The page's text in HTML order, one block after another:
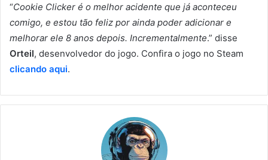
“Cookie Clicker é o melhor acidente que já aconteceu
comigo, e estou tão feliz por ainda poder adicionar e
melhorar ele 8 anos depois. Incrementalmente.” disse
Orteil, desenvolvedor do jogo. Confira o jogo no Steam
clicando aqui.